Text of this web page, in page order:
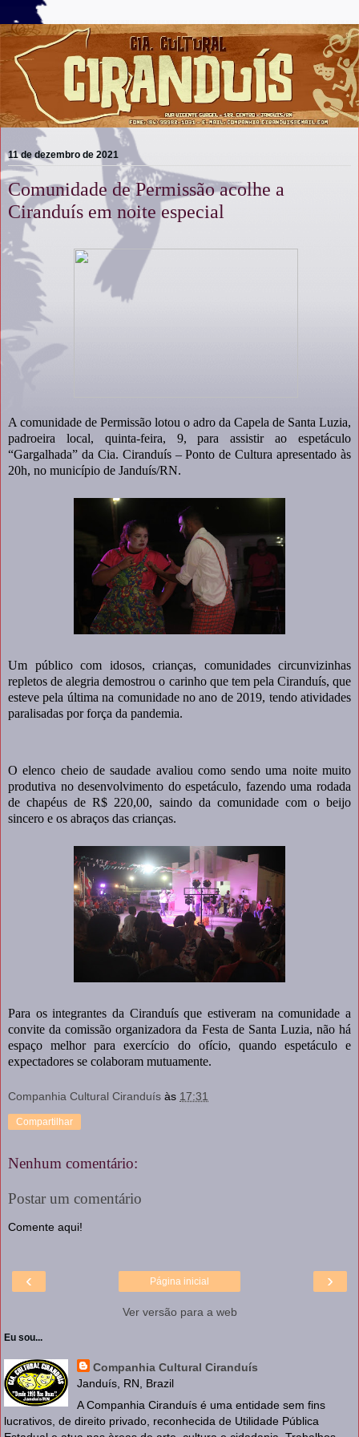
11 de dezembro de 2021
Comunidade de Permissão acolhe a
Ciranduís em noite especial
A comunidade de Permissão lotou o adro da Capela de Santa Luzia,
padroeira local, quinta-feira, 9, para assistir ao espetáculo
“Gargalhada” da Cia. Ciranduís – Ponto de Cultura apresentado às
20h, no município de Janduís/RN.
Um público com idosos, crianças, comunidades circunvizinhas
repletos de alegria demostrou o carinho que tem pela Ciranduís, que
esteve pela última na comunidade no ano de 2019, tendo atividades
paralisadas por força da pandemia.
O elenco cheio de saudade avaliou como sendo uma noite muito
produtiva no desenvolvimento do espetáculo, fazendo uma rodada
de chapéus de R$ 220,00, saindo da comunidade com o beijo
sincero e os abraços das crianças.
Para os integrantes da Ciranduís que estiveram na comunidade a
convite da comissão organizadora da Festa de Santa Luzia, não há
espaço melhor para exercício do ofício, quando espetáculo e
expectadores se colaboram mutuamente.
Companhia Cultural Ciranduís às 17:31
Compartilhar
Nenhum comentário:
Postar um comentário
Comente aqui!
‹ ›
Página inicial
Ver versão para a web
Eu sou...
Companhia Cultural Ciranduís
Janduís, RN, Brazil
A Companhia Ciranduís é uma entidade sem fins
lucrativos, de direito privado, reconhecida de Utilidade Pública